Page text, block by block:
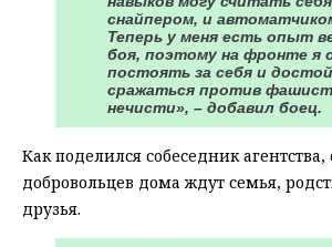
снайпером, и
Теперь у меня есть опыт
боя, поэтому на фронте я
постоять за себя и
сражаться против
нечисти», – добавил боец.
Как поделился собеседник
добровольцев дома ждут семья,
друзья.